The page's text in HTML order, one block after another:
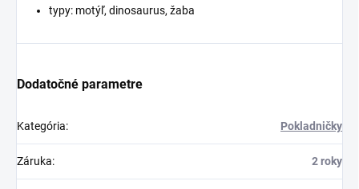
typy: motýľ, dinosaurus, žaba
Dodatočné parametre
Kategória: Pokladničky
Záruka: 2 roky